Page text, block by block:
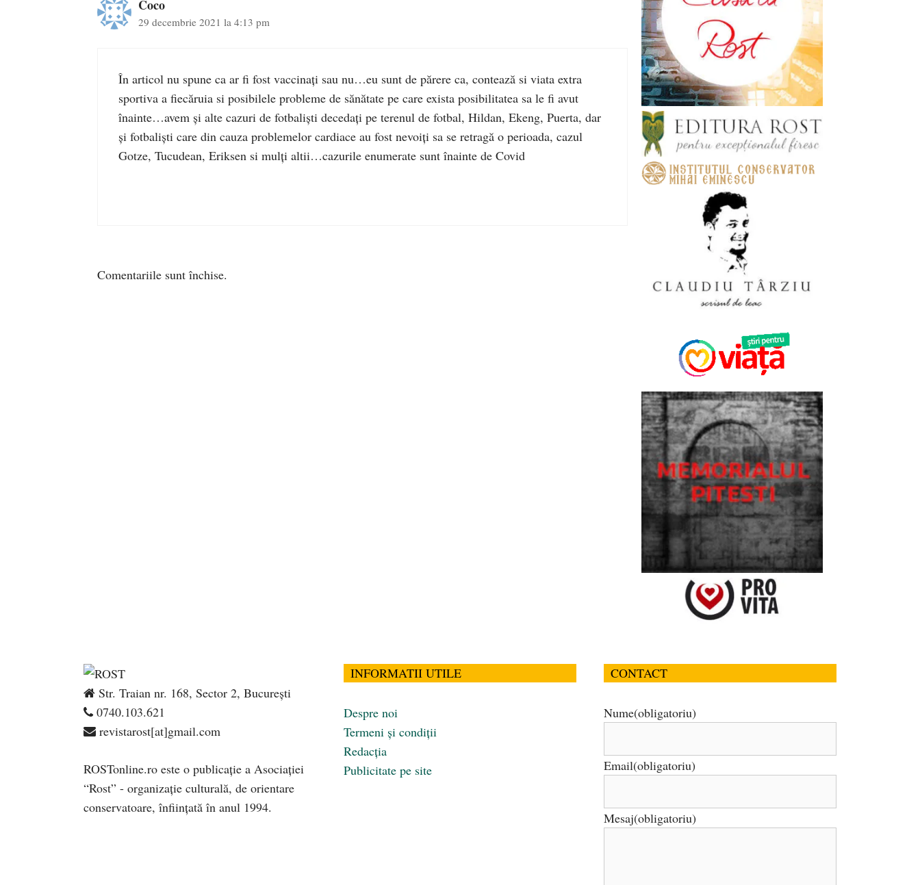
Coco
29 decembrie 2021 la 4:13 pm
În articol nu spune ca ar fi fost vaccinați sau nu…eu sunt de părere ca, contează si viata extra
sportiva a fiecăruia si posibilele probleme de sănătate pe care exista posibilitatea sa le fi avut
înainte…avem și alte cazuri de fotbaliști decedați pe terenul de fotbal, Hildan, Ekeng, Puerta, dar
și fotbaliști care din cauza problemelor cardiace au fost nevoiți sa se retragă o perioada, cazul
Gotze, Tucudean, Eriksen si mulți altii…cazurile enumerate sunt înainte de Covid
Comentariile sunt închise.
Str. Traian nr. 168, Sector 2, București
0740.103.621
revistarost[at]gmail.com
ROSTonline.ro este o publicaţie a Asociaţiei
“Rost” - organizaţie culturală, de orientare
conservatoare, înfiinţată în anul 1994.
INFORMATII UTILE
Despre noi
Termeni și condiții
Redacția
Publicitate pe site
CONTACT
Nume(obligatoriu)
Email(obligatoriu)
Mesaj(obligatoriu)